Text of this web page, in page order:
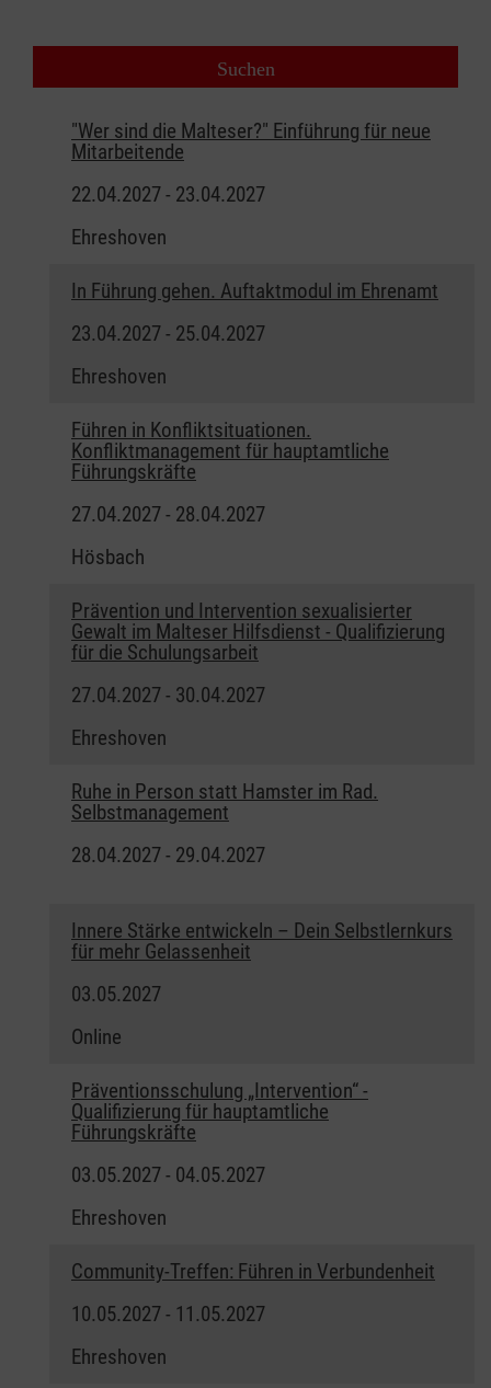
"Wer sind die Malteser?" Einführung für neue
Mitarbeitende
22.04.2027 - 23.04.2027
Ehreshoven
In Führung gehen. Auftaktmodul im Ehrenamt
23.04.2027 - 25.04.2027
Ehreshoven
Führen in Konfliktsituationen.
Konfliktmanagement für hauptamtliche
Führungskräfte
27.04.2027 - 28.04.2027
Hösbach
Prävention und Intervention sexualisierter
Gewalt im Malteser Hilfsdienst - Qualifizierung
für die Schulungsarbeit
27.04.2027 - 30.04.2027
Ehreshoven
Ruhe in Person statt Hamster im Rad.
Selbstmanagement
28.04.2027 - 29.04.2027
Innere Stärke entwickeln – Dein Selbstlernkurs
für mehr Gelassenheit
03.05.2027
Online
Präventionsschulung „Intervention“ -
Qualifizierung für hauptamtliche
Führungskräfte
03.05.2027 - 04.05.2027
Ehreshoven
Community-Treffen: Führen in Verbundenheit
10.05.2027 - 11.05.2027
Ehreshoven